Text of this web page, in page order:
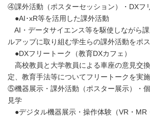
④課外活動（ポスターセッション）・DXフ
●AI･xR等を活用した課外活動
AI・データサイエンス等を駆使しながら
ルアップに取り組む学生らの課外活動をポス
●DXフリートーク（教育DXカフェ）
高校教員と大学教員による車座の意見交
定、教育手法等についてフリートークを実施
⑤機器展示・課外活動（ポスター展示）・
見学
●デジタル機器展示・操作体験（VR・MR